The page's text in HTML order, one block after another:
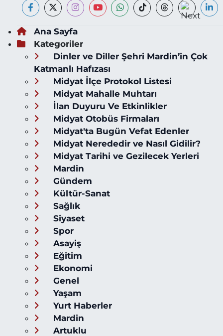
Ana Sayfa
Kategoriler
Dinler ve Diller Şehri Mardin’in Çok
Katmanlı Hafızası
Midyat İlçe Protokol Listesi
Midyat Mahalle Muhtarı
İlan Duyuru Ve Etkinlikler
Midyat Otobüs Firmaları
Midyat'ta Bugün Vefat Edenler
Midyat Nerededir ve Nasıl Gidilir?
Midyat Tarihi ve Gezilecek Yerleri
Mardin
Gündem
Kültür-Sanat
Sağlık
Siyaset
Spor
Asayiş
Eğitim
Ekonomi
Genel
Yaşam
Yurt Haberler
Mardin
Artuklu